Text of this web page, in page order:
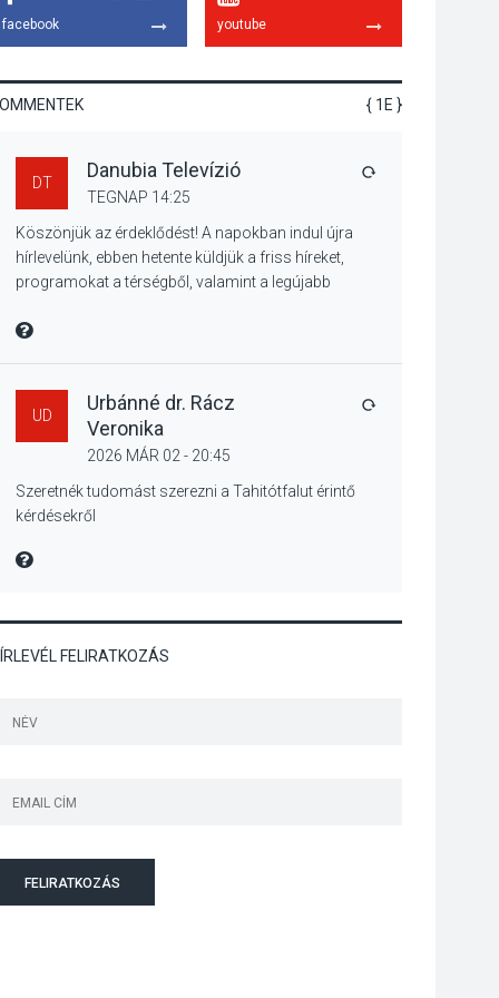
hagyomány – kiállítás
nyitotta meg az idei
Mordái folk-rock
koncert lesz a
élményt kínálnak a
szabadtéri előadások
a Skanzenben
KÖZÉLET 2026 AUG 05
KÖZÉLET
facebook youtube
{ 1E }
DT
Danubia Televízió
TEGNAP 14:25
Köszönjük az érdeklődést! A napokban indul újra
hírlevelünk, ebben hetente küldjük a friss híreket,
programokat a térségből, valamint a legújabb
Üdvözlettel: a Danubia Televízió csapata
MIRE MONDTA
UD
Urbánné dr. Rácz
Veronika
2026 MÁR 02 - 20:45
Szeretnék tudomást szerezni a Tahitótfalut érintő
kérdésekről
MIRE MONDTA
FELIRATKOZÁS
FELIRATKOZÁS